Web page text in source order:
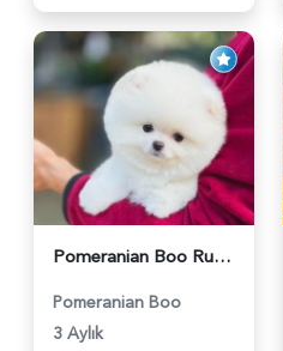
Pomeranian Boo Ruhsatlı Çiftlikten - 6027
Pomeranian Boo
3 Aylık